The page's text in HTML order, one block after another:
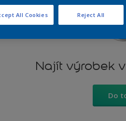
Najít výrobek
Do
Reject All
All Cookies